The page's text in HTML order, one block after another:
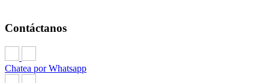
Contáctanos
Chatea por Whatsapp